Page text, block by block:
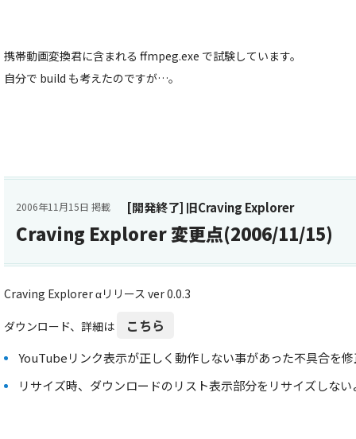
携帯動画変換君に含まれる ffmpeg.exe で試験しています。
自分で build も考えたのですが…。
[開発終了] 旧Craving Explorer
2006年11月15日 掲載
Craving Explorer 変更点(2006/11/15)
Craving Explorer αリリース ver 0.0.3
ダウンロード、詳細は こちら
YouTubeリンク表示が正しく動作しない事があった不具合を
リサイズ時、ダウンロードのリスト表示部分をリサイズしな